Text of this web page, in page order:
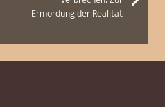
Ermordung der Realität